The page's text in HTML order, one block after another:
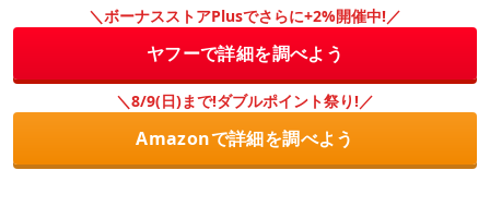
＼ボーナスストアPlusでさらに+2%開催中!／
ヤフーで詳細を調べよう
＼8/9(日)まで!ダブルポイント祭り!／
Amazonで詳細を調べよう